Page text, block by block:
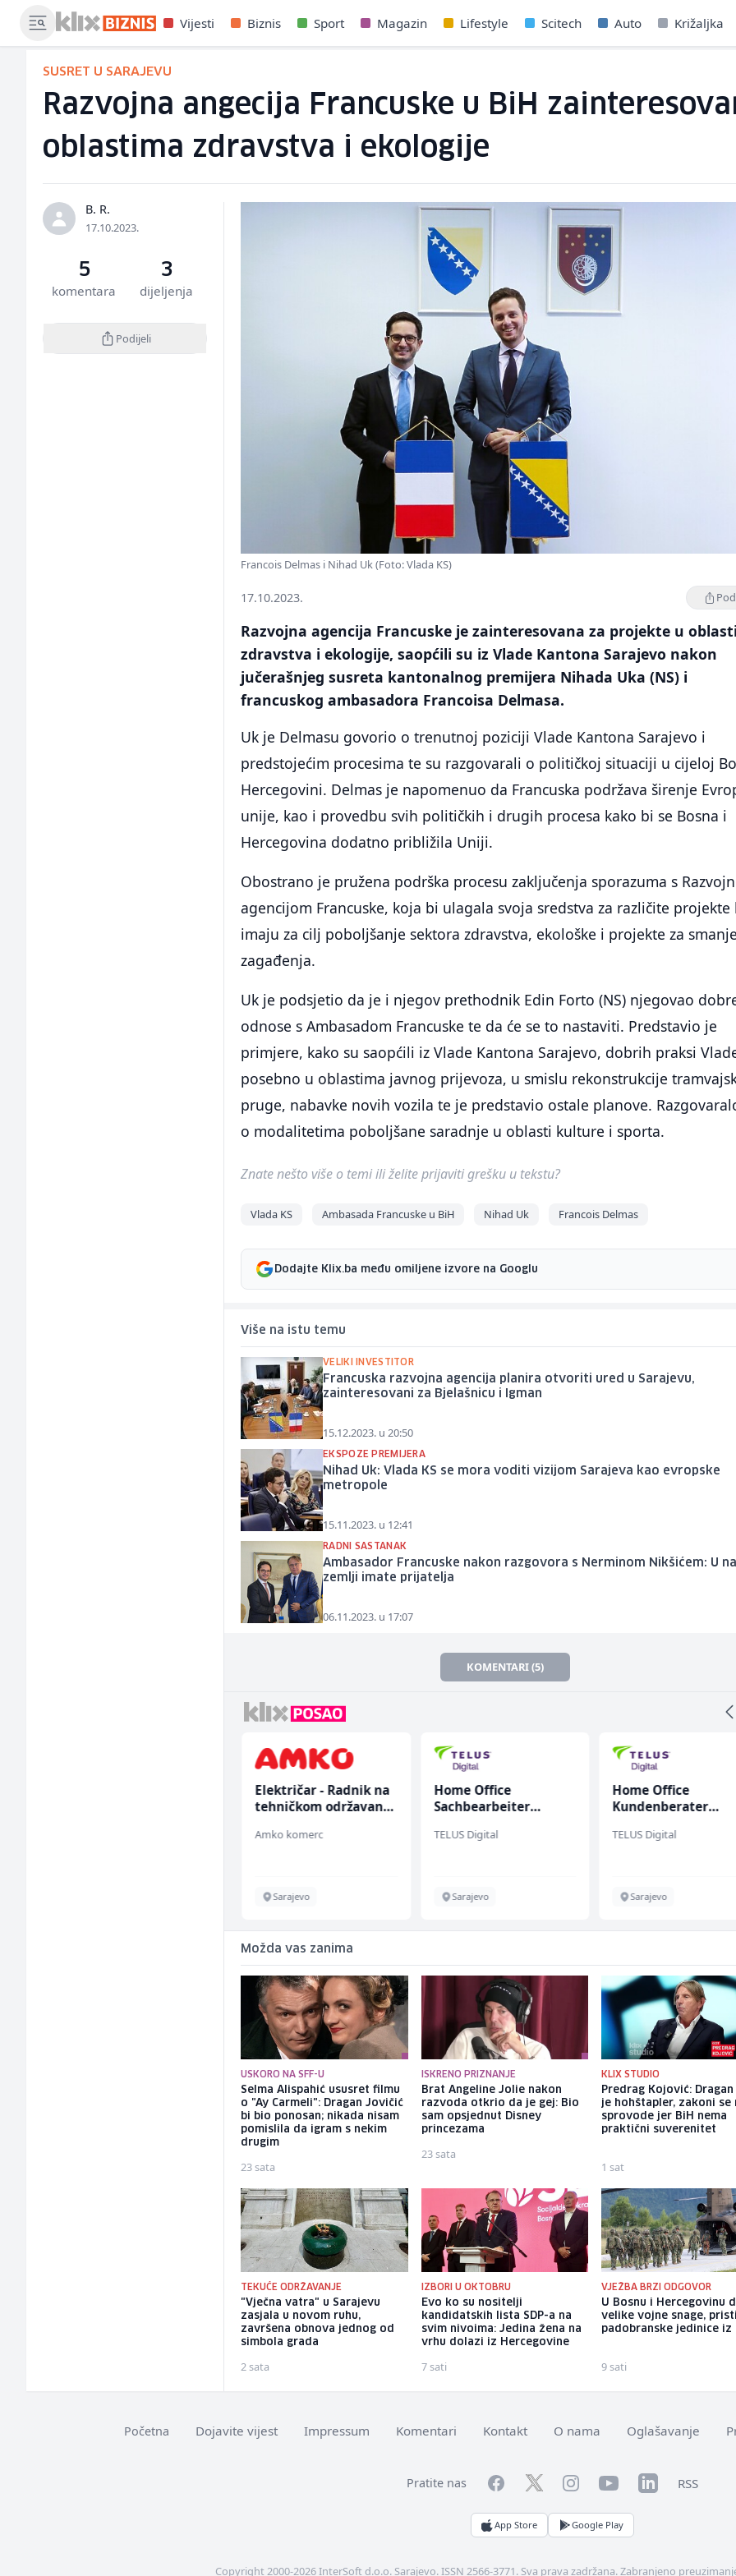
Vijesti Biznis Sport Magazin Lifestyle Scitech Auto Križaljka
SUSRET U SARAJEVU
Razvojna angecija Francuske u BiH
oblastima zdravstva i ekologije
B. R.
17.10.2023.
5
komentara
3
dijeljenja
Podijeli
Francois Delmas i Nihad Uk (Foto: Vlada KS)
17.10.2023.
Razvojna agencija Francuske je zainteresovana za projekte u
zdravstva i ekologije, saopćili su iz Vlade Kantona Sarajevo nakon
jučerašnjeg susreta kantonalnog premijera Nihada Uka (NS) i
francuskog ambasadora Francoisa Delmasa.
Uk je Delmasu govorio o trenutnoj poziciji Vlade Kantona Sarajevo i
predstojećim procesima te su razgovarali o političkoj situaciji u cijeloj
Hercegovini. Delmas je napomenuo da Francuska podržava širenje
unije, kao i provedbu svih političkih i drugih procesa kako bi se Bosna i
Hercegovina dodatno približila Uniji.
Obostrano je pružena podrška procesu zaključenja sporazuma s
agencijom Francuske, koja bi ulagala svoja sredstva za različite projekte
imaju za cilj poboljšanje sektora zdravstva, ekološke i projekte za
zagađenja.
Uk je podsjetio da je i njegov prethodnik Edin Forto (NS) njegovao
odnose s Ambasadom Francuske te da će se to nastaviti. Predstavio je
primjere, kako su saopćili iz Vlade Kantona Sarajevo, dobrih praksi
posebno u oblastima javnog prijevoza, u smislu rekonstrukcije
pruge, nabavke novih vozila te je predstavio ostale planove.
o modalitetima poboljšane saradnje u oblasti kulture i sporta.
Znate nešto više o temi ili želite prijaviti grešku u tekstu?
Vlada KS Ambasada Francuske u BiH Nihad Uk Francois Delmas
Dodajte Klix.ba među omiljene izvore na Googlu
Više na istu temu
VELIKI INVESTITOR
Francuska razvojna agencija planira otvoriti ured u Sarajevu,
zainteresovani za Bjelašnicu i Igman
15.12.2023. u 20:50
EKSPOZE PREMIJERA
Nihad Uk: Vlada KS se mora voditi vizijom Sarajeva kao evropske
metropole
15.11.2023. u 12:41
RADNI SASTANAK
Ambasador Francuske nakon razgovora s Nerminom Nikšićem: U
zemlji imate prijatelja
06.11.2023. u 17:07
KOMENTARI (5)
Električar - Radnik na
tehničkom održavanju
Amko komerc
Sarajevo
Home Office
Sachbearbeiter
bekannten deutschen
TELUS Digital
Sarajevo
Home Office
Kundenberater
TELUS Digital
Sarajevo
Možda vas zanima
USKORO NA SFF-U
Selma Alispahić ususret filmu
o "Ay Carmeli": Dragan Jovičić
bi bio ponosan; nikada nisam
pomislila da igram s nekim
drugim
23 sata
ISKRENO PRIZNANJE
Brat Angeline Jolie nakon
razvoda otkrio da je gej: Bio
sam opsjednut Disney
princezama
23 sata
KLIX STUDIO
Predrag Kojović: Dragan
je hohštapler, zakoni se
sprovode jer BiH nema
praktični suverenitet
1 sat
TEKUĆE ODRŽAVANJE
"Vječna vatra" u Sarajevu
zasjala u novom ruhu,
završena obnova jednog od
simbola grada
2 sata
IZBORI U OKTOBRU
Evo ko su nositelji
kandidatskih lista SDP-a na
svim nivoima: Jedina žena na
vrhu dolazi iz Hercegovine
7 sati
VJEŽBA BRZI ODGOVOR
U Bosnu i Hercegovinu
velike vojne snage,
padobranske jedinice iz
9 sati
Početna Dojavite vijest Impressum Komentari Kontakt O nama Oglašavanje
Pratite nas FacebookTwitterInstagramYouTubeLinkedInRSS
App Store Google Play
Copyright 2000-2026 InterSoft d.o.o. Sarajevo. ISSN 2566-3771. Sva prava zadržana. Zabranjeno